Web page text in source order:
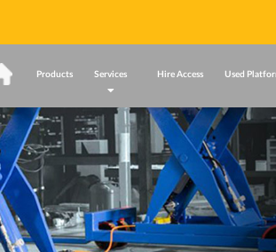
Home Products Services Hire Access Used